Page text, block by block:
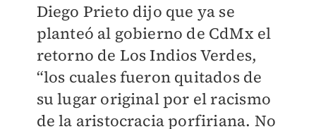
Diego Prieto dijo que ya se
planteó al gobierno de CdMx el
retorno de Los Indios Verdes,
“los cuales fueron quitados de
su lugar original por el racismo
de la aristocracia porfiriana. No